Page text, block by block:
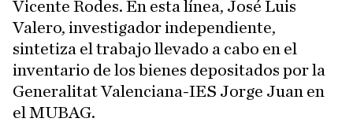
Vicente Rodes. En esta línea, José Luis
Valero, investigador independiente,
sintetiza el trabajo llevado a cabo en el
inventario de los bienes depositados por la
Generalitat Valenciana-IES Jorge Juan en
el MUBAG.